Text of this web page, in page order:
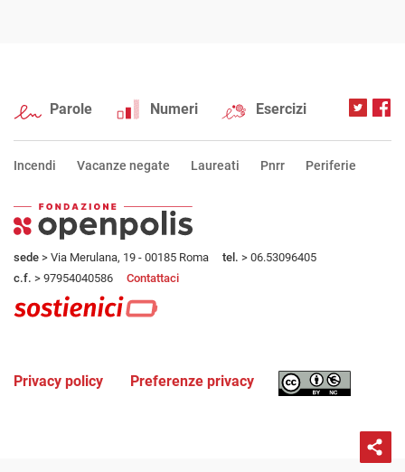
Parole Numeri Esercizi
Incendi Vacanze negate Laureati Pnrr Periferie
sede > Via Merulana, 19 - 00185 Roma tel. > 06.53096405
c.f. > 97954040586 Contattaci
Privacy policy Preferenze privacy